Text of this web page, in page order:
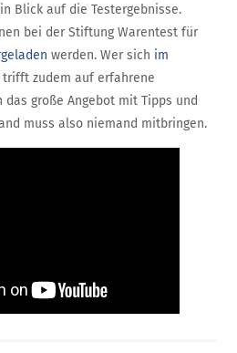
Blick auf die Testergebnisse.
bei der Stiftung Warentest für
werden. Wer sich im
trifft zudem auf erfahrene
große Angebot mit Tipps und
muss also niemand mitbringen.